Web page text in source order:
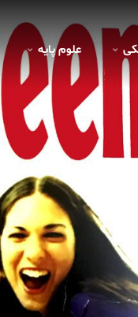
علوم پايه